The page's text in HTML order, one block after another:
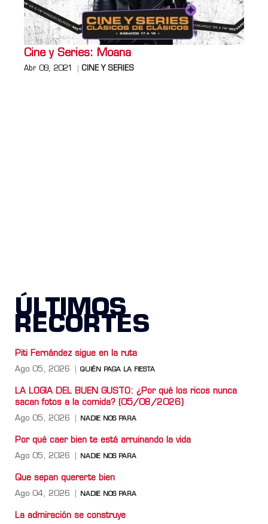
Cine y Series: Moana
Abr 09, 2021 CINE Y SERIES
ÚLTIMOS
RECORTES
Piti Fernández sigue en la ruta
Ago 05, 2026 QUIÉN PAGA LA FIESTA
LA LOGIA DEL BUEN GUSTO: ¿Por qué los ricos nunca
sacan fotos a la comida? (05/08/2026)
Ago 05, 2026 NADIE NOS PARA
Por qué caer bien te está arruinando la vida
Ago 05, 2026 NADIE NOS PARA
Que sepan quererte bien
Ago 04, 2026 NADIE NOS PARA
La admiración se construye